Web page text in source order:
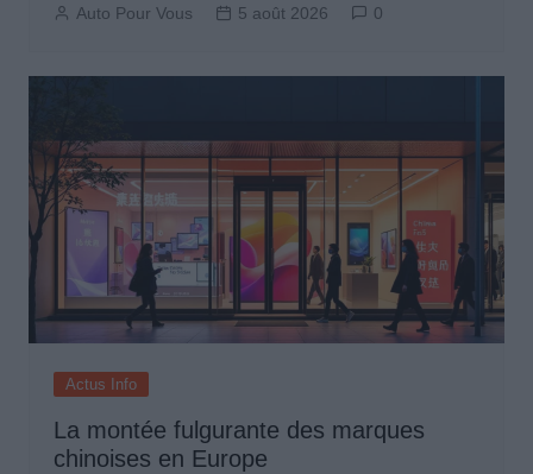
Auto Pour Vous 5 août 2026 0
Actus Info
La montée fulgurante des marques
chinoises en Europe